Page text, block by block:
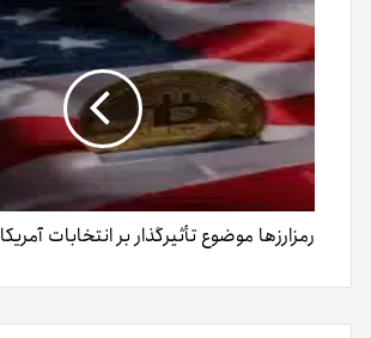
رمزارزها موضوع تأثیرگذار بر انتخابات آمریکا